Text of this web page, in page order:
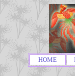
HOME